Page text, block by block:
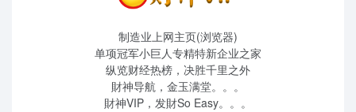
制造业上网主页(浏览器)
单项冠军小巨人专精特新企业之家
纵览财经热榜，决胜千里之外
財神导航，金玉满堂。。。
財神VIP，发財So Easy。。。